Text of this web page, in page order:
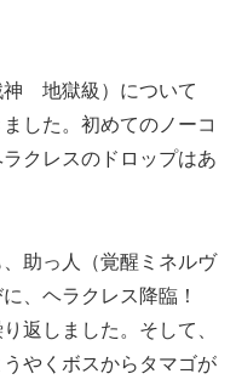
地獄級）について
した。初めてのノーコ
クレスのドロップはあ
助っ人（覚醒ミネルヴ
、ヘラクレス降臨！
返しました。そして、
やくボスからタマゴが